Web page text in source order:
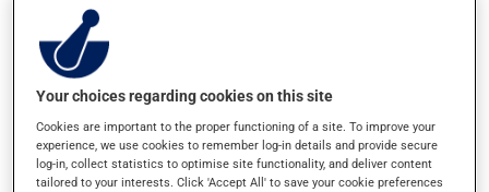
il peut causer des maux de tête;
il peut causer des douleurs osseuses;
il peut causer de la difficulté à respirer;
il peut causer une fatigue inhabituelle;
il peut causer des nausées ou, rarement, des
vomissements.
Your choices regarding cookies on this site
Cookies are important to the proper functioning of a site. To improve your
experience, we use cookies to remember log-in details and provide secure
log-in, collect statistics to optimise site functionality, and deliver content
tailored to your interests. Click 'Accept All' to save your cookie preferences